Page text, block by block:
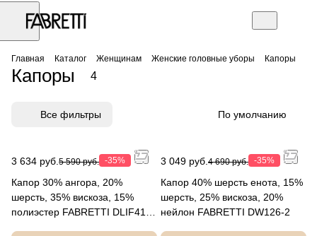
Главная Каталог Женщинам Женские головные уборы Капоры
Капоры 4
Все фильтры По умолчанию
3 634 руб. 5 590 руб. -35%
Капор 30% ангора, 20%
шерсть, 35% вискоза, 15%
полиэстер FABRETTI DLIF41-
3 049 руб. 4 690 руб. -35%
Капор 40% шерсть енота, 15%
шерсть, 25% вискоза, 20%
нейлон FABRETTI DW126-2